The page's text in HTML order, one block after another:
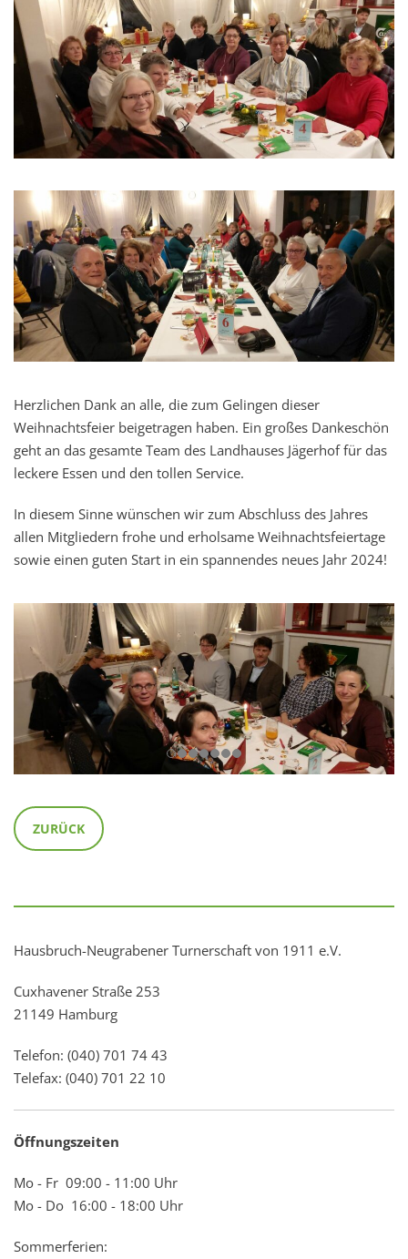
Herzlichen Dank an alle, die zum Gelingen dieser
Weihnachtsfeier beigetragen haben. Ein großes Dankeschön
geht an das gesamte Team des Landhauses Jägerhof für das
leckere Essen und den tollen Service.
In diesem Sinne wünschen wir zum Abschluss des Jahres
allen Mitgliedern frohe und erholsame Weihnachtsfeiertage
sowie einen guten Start in ein spannendes neues Jahr 2024!
ZURÜCK
Hausbruch-Neugrabener Turnerschaft von 1911 e.V.
Cuxhavener Straße 253
21149 Hamburg
Telefon: (040) 701 74 43
Telefax: (040) 701 22 10
Öffnungszeiten
Mo - Fr 09:00 - 11:00 Uhr
Mo - Do 16:00 - 18:00 Uhr
Sommerferien: